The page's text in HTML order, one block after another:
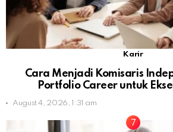
Karir
Cara Menjadi Komisaris
Portfolio Career untuk
August 4, 2026, 1:31 am